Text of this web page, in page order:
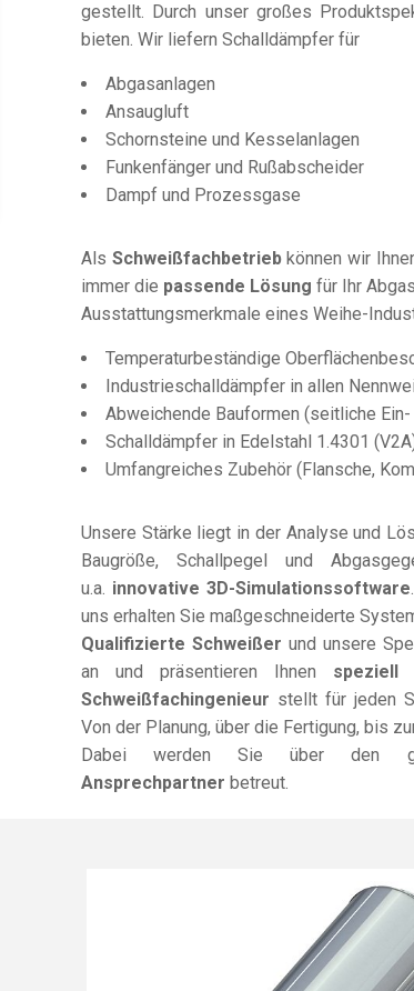
gestellt. Durch unser großes
bieten. Wir liefern Schalldämpfer für
Abgasanlagen
Ansaugluft
Schornsteine und Kesselanlagen
Funkenfänger und Rußabscheider
Dampf und Prozessgase
Als Schweißfachbetriebkönnen wir
immer die passende Lösung für Ihr
Ausstattungsmerkmale eines Weihe-
Temperaturbeständige
Industrieschalldämpfer in allen
Abweichende Bauformen (seitliche
Schalldämpfer in Edelstahl 1.4301
Umfangreiches Zubehör (Flansche,
Unsere Stärke liegt in der Analyse und
Baugröße, Schallpegel und
u.a. innovative 3D-Simulationssoftware
uns erhalten Sie maßgeschneiderte
Qualifizierte Schweißer und unsere
an und präsentieren Ihnen speziell
Schweißfachingenieur stellt für jeden
Von der Planung, über die Fertigung, bis
Dabei werden Sie über den
Ansprechpartner betreut.